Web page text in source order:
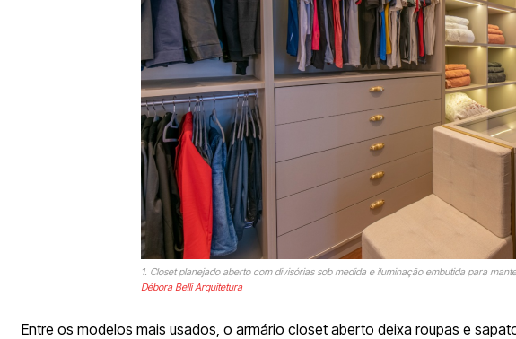
1. Closet planejado aberto com divisórias sob medida e iluminação embutida para
Débora Belli Arquitetura
Entre os modelos mais usados, o armário closet aberto deixa roupas e